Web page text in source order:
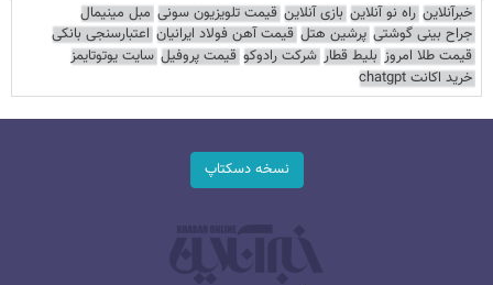
خبرآنلاین راه نو آنلاین بازی آنلاین قیمت تلویزیون سونی مبل مینیمال
جراح بینی گوشتی پرشین هتل قیمت آهن فولاد ایرانیان اعتبارسنجی بانکی
قیمت طلا امروز بلیط قطار شرکت رادوکو قیمت پروفیل سایت یوتوتایمز
خرید اکانت chatgpt
نسخه دسکتاپ